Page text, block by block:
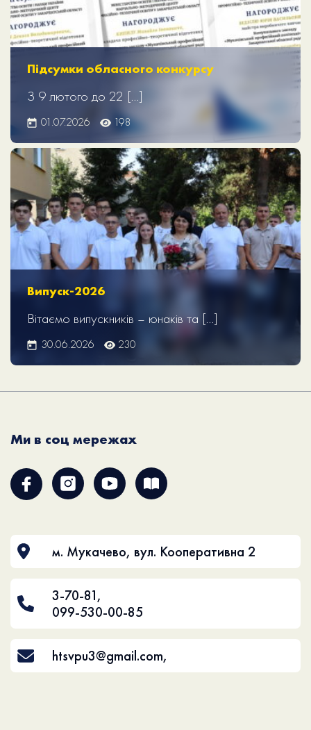
Підсумки обласного конкурсу
З 9 лютого до 22 […]
01.07.2026 198
Випуск-2026
Вітаємо випускників – юнаків та […]
30.06.2026 230
Ми в соц мережах
м. Мукачево, вул. Кооперативна 2
3-70-81,
099-530-00-85
htsvpu3@gmail.com,